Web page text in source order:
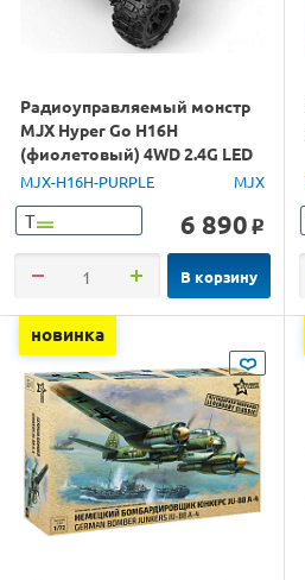
Радиоуправляемый монстр
MJX Hyper Go H16H
(фиолетовый) 4WD 2.4G LED
GPS 1/16 RTR
MJX-H16H-PURPLE MJX
Т 6 890 o
В корзину
новинка